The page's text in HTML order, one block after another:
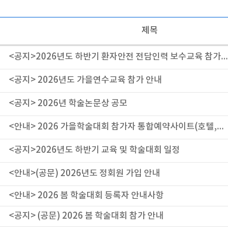
제목
<공지>2026년도 하반기 환자안전 전담인력 보수교육 참가...
<공지> 2026년도 가을연수교육 참가 안내
<공지> 2026년 학술논문상 공모
<안내> 2026 가을학술대회 참가자 통합예약사이트(호텔,...
<공지>2026년도 하반기 교육 및 학술대회 일정
<안내>(공문) 2026년도 정회원 가입 안내
<안내> 2026 봄 학술대회 등록자 안내사항
<공지> (공문) 2026 봄 학술대회 참가 안내